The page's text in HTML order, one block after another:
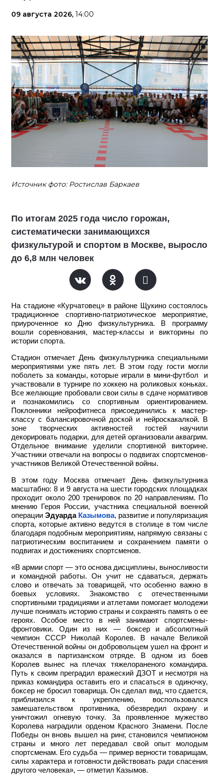
09 августа 2026, 14:00
Источник фото: Ростислав Баркаев
По итогам 2025 года число горожан,
систематически занимающихся
физкультурой и спортом в Москве, выросло
до 6,8 млн человек
На стадионе «Курчатовец» в районе Щукино состоялось
традиционное спортивно-патриотическое мероприятие,
приуроченное ко Дню физкультурника. В программу
вошли соревнования, мастер-классы и викторины по
истории спорта.
Стадион отмечает День физкультурника специальными
мероприятиями уже пять лет. В этом году гости могли
поболеть за команды, которые играли в мини-футбол и
участвовали в турнире по хоккею на роликовых коньках.
Все желающие пробовали свои силы в сдаче нормативов
и познакомились со спортивным ориентированием.
Поклонники нейрофитнеса присоединились к мастер-
классу с балансировочной доской и нейроскакалкой. В
зоне творческих активностей гостей научили
декорировать подарки, для детей организовали аквагрим.
Отдельное внимание уделили спортивной викторине.
Участники отвечали на вопросы о подвигах спортсменов-
участников Великой Отечественной войны.
В этом году Москва отмечает День физкультурника
масштабно: 8 и 9 августа на шести городских площадках
проходит около 200 тренировок по 20 направлениям. По
мнению Героя России, участника специальной военной
операции Эдуарда Казымова, развитие и популяризация
спорта, которые активно ведутся в столице в том числе
благодаря подобным мероприятиям, напрямую связаны с
патриотическим воспитанием и сохранением памяти о
подвигах и достижениях спортсменов.
«В армии спорт — это основа дисциплины, выносливости
и командной работы. Он учит не сдаваться, держать
слово и отвечать за товарищей, что особенно важно в
боевых условиях. Знакомство с отечественными
спортивными традициями и атлетами помогает молодежи
лучше понимать историю страны и сохранять память о ее
героях. Особое место в ней занимают спортсмены-
фронтовики. Один из них — боксер и абсолютный
чемпион СССР Николай Королев. В начале Великой
Отечественной войны он добровольцем ушел на фронт и
оказался в партизанском отряде. В одном из боев
Королев вынес на плечах тяжелораненого командира.
Путь к своим преградил вражеский ДЗОТ и несмотря на
приказ командира оставить его и спасаться в одиночку,
боксер не бросил товарища. Он сделал вид, что сдается,
приблизился к укреплению, воспользовался
замешательством противника, обезвредил охрану и
уничтожил огневую точку. За проявленное мужество
Королева наградили орденом Красного Знамени. После
Победы он вновь вышел на ринг, становился чемпионом
страны и много лет передавал свой опыт молодым
спортсменам. Его судьба — пример верности товарищам,
силы характера и готовности действовать ради спасения
другого человека», — отметил Казымов.